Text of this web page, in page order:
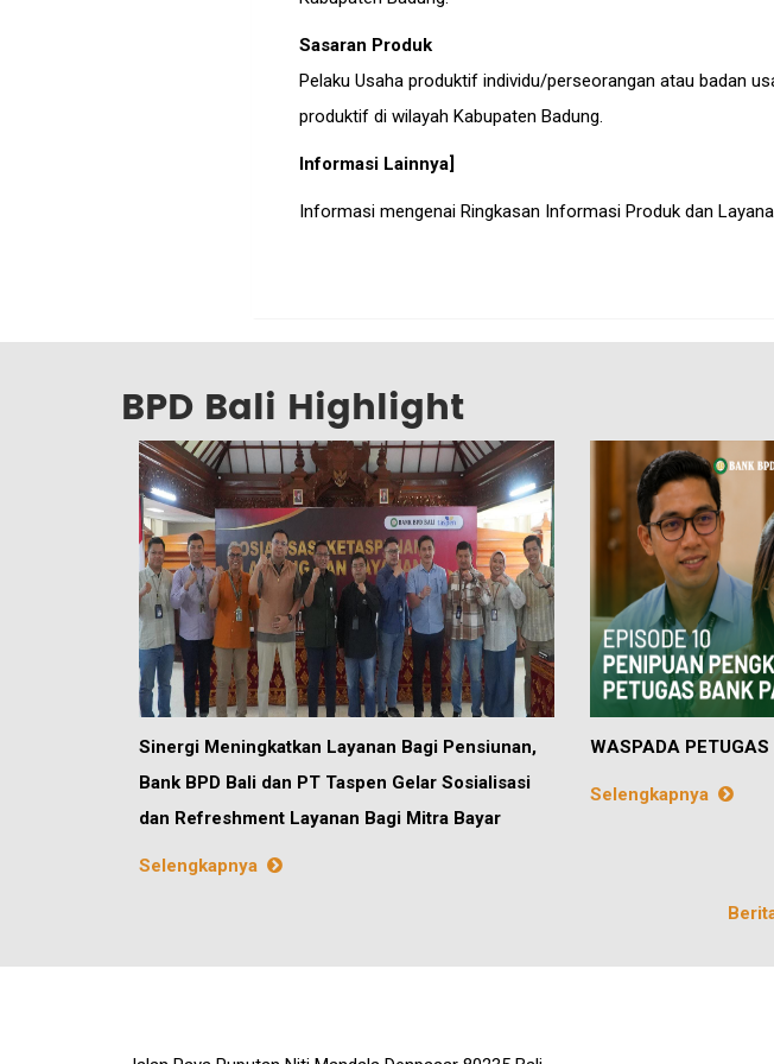
Sasaran Produk
Pelaku Usaha produktif individu/perseorangan atau badan
produktif di wilayah Kabupaten Badung.
Informasi Lainnya]
Informasi mengenai Ringkasan Informasi Produk dan
BPD Bali Highlight
Sinergi Meningkatkan Layanan Bagi Pensiunan,
Bank BPD Bali dan PT Taspen Gelar Sosialisasi
dan Refreshment Layanan Bagi Mitra Bayar
Selengkapnya
WASPADA
Selengkapnya